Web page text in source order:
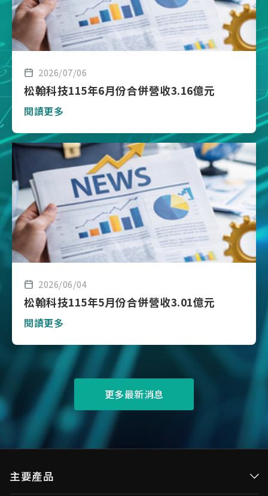
2026/07/06
松翰科技115年6月份合併營收3.16億元
閱讀更多
2026/06/04
松翰科技115年5月份合併營收3.01億元
閱讀更多
更多最新消息
主要產品